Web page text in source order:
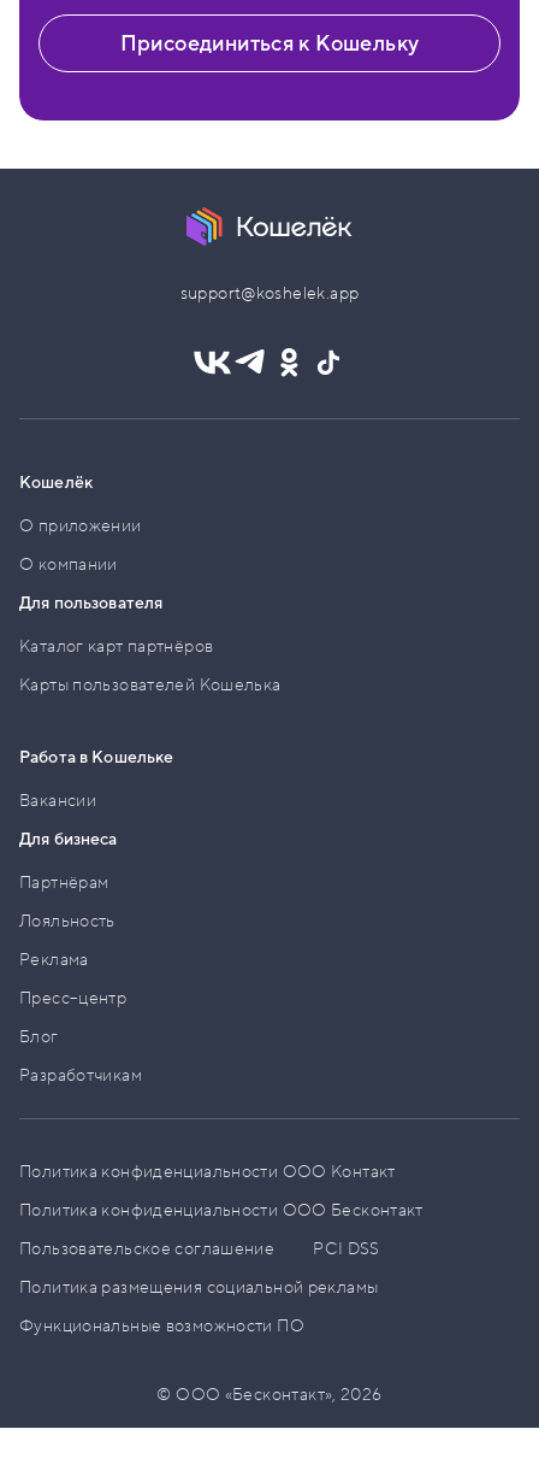
Присоединиться к Кошельку
support@koshelek.app
Кошелёк
О приложении
О компании
Для пользователя
Каталог карт партнёров
Карты пользователей Кошелька
Работа в Кошельке
Вакансии
Для бизнеса
Партнёрам
Лояльность
Реклама
Пресс–центр
Блог
Разработчикам
Политика конфиденциальности ООО Контакт
Политика конфиденциальности ООО Бесконтакт
Пользовательское соглашение
PCI DSS
Политика размещения социальной рекламы
Функциональные возможности ПО
© ООО «Бесконтакт»,2026